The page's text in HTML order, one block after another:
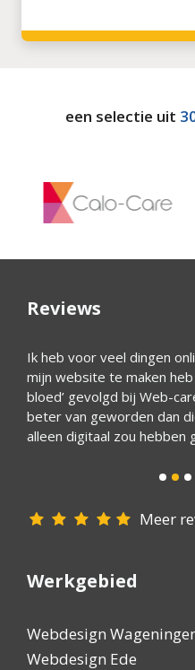
een selectie uit
Reviews
Ik heb voor veel dingen
mijn website te maken heb
bloed’ gevolgd bij Web-
beter van geworden dan
alleen digitaal zou hebben
Meer
Werkgebied
Webdesign
Webdesign Ede